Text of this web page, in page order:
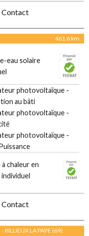
Contact
461.6 km
eau solaire
photovoltaïque -
au bâti
photovoltaïque -
photovoltaïque -
chaleur en
Contact
- RILLIEUX LA PAPE (69)